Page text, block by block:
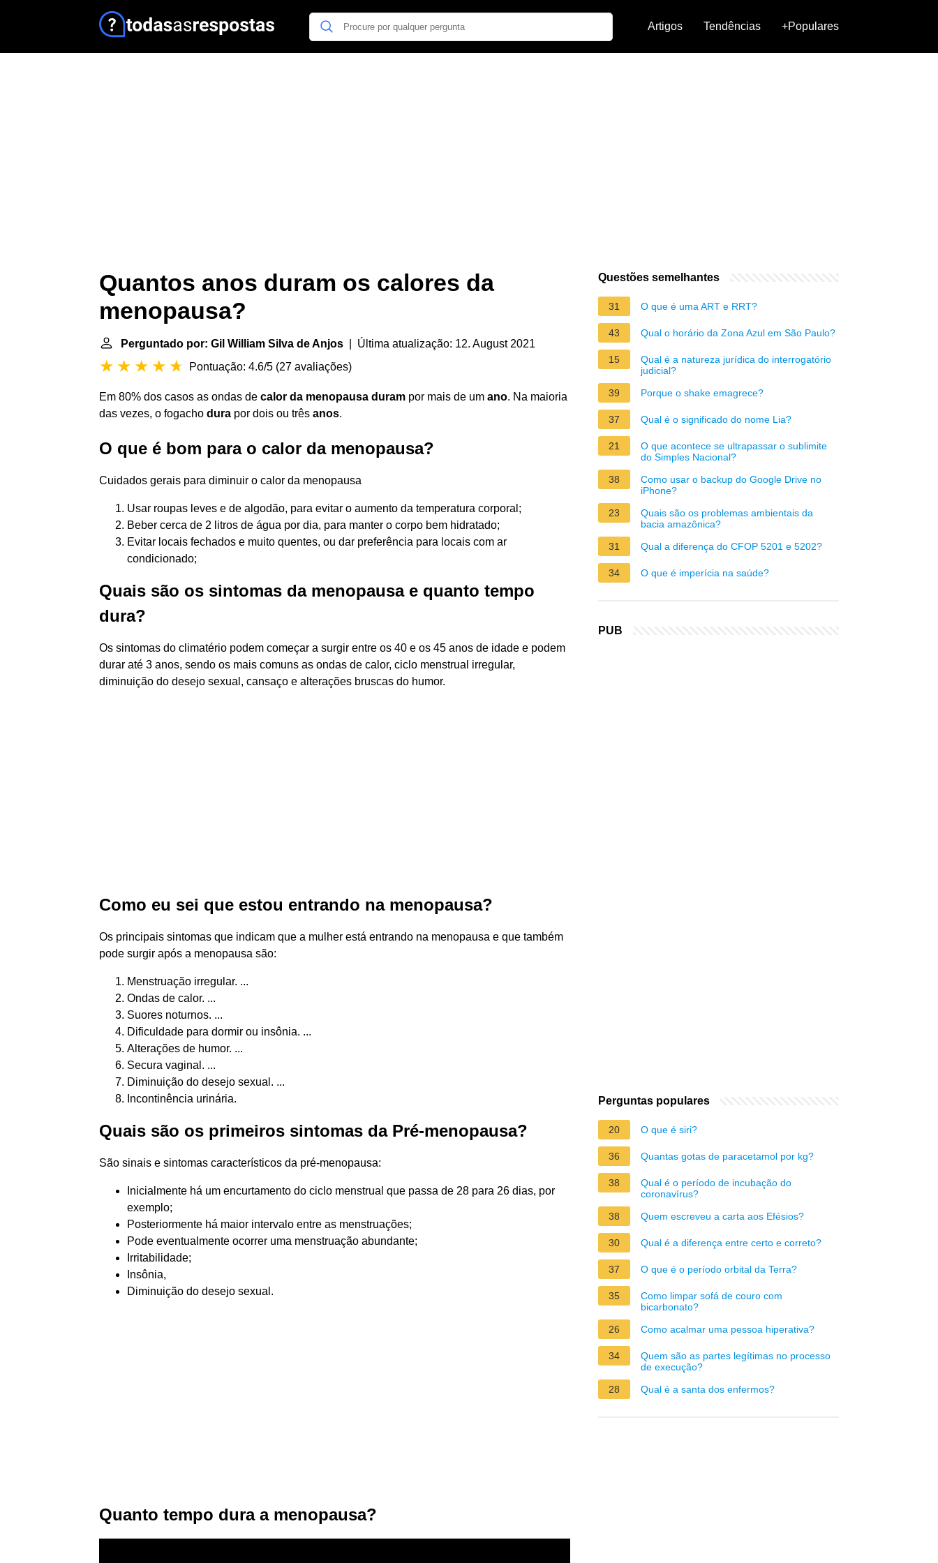
Artigos Tendências +Populares
Quantos anos duram os calores da
menopausa?
Perguntado por: Gil William Silva de Anjos | Última atualização: 12. August 2021
Pontuação: 4.6/5 (27 avaliações)
Em 80% dos casos as ondas de calor da menopausa duram por mais de um ano. Na maioria
das vezes, o fogacho dura por dois ou três anos.
O que é bom para o calor da menopausa?
Cuidados gerais para diminuir o calor da menopausa
Usar roupas leves e de algodão, para evitar o aumento da temperatura corporal;
Beber cerca de 2 litros de água por dia, para manter o corpo bem hidratado;
Evitar locais fechados e muito quentes, ou dar preferência para locais com ar
condicionado;
Quais são os sintomas da menopausa e quanto tempo
dura?
Os sintomas do climatério podem começar a surgir entre os 40 e os 45 anos de idade e podem
durar até 3 anos, sendo os mais comuns as ondas de calor, ciclo menstrual irregular,
diminuição do desejo sexual, cansaço e alterações bruscas do humor.
Como eu sei que estou entrando na menopausa?
Os principais sintomas que indicam que a mulher está entrando na menopausa e que também
pode surgir após a menopausa são:
Menstruação irregular. ...
Ondas de calor. ...
Suores noturnos. ...
Dificuldade para dormir ou insônia. ...
Alterações de humor. ...
Secura vaginal. ...
Diminuição do desejo sexual. ...
Incontinência urinária.
Quais são os primeiros sintomas da Pré-menopausa?
São sinais e sintomas característicos da pré-menopausa:
Inicialmente há um encurtamento do ciclo menstrual que passa de 28 para 26 dias, por
exemplo;
Posteriormente há maior intervalo entre as menstruações;
Pode eventualmente ocorrer uma menstruação abundante;
Irritabilidade;
Insônia,
Diminuição do desejo sexual.
Quanto tempo dura a menopausa?
Questões semelhantes
31 O que é uma ART e RRT?
43 Qual o horário da Zona Azul em São Paulo?
15
Qual é a natureza jurídica do interrogatório
judicial?
39
Porque o shake emagrece?
37 Qual é o significado do nome Lia?
21
O que acontece se ultrapassar o sublimite
do Simples Nacional?
38
Como usar o backup do Google Drive no
iPhone?
23
Quais são os problemas ambientais da
bacia amazônica?
31
Qual a diferença do CFOP 5201 e 5202?
34 O que é imperícia na saúde?
PUB
Perguntas populares
20 O que é siri?
36 Quantas gotas de paracetamol por kg?
38
Qual é o período de incubação do
coronavírus?
38
Quem escreveu a carta aos Efésios?
30 Qual é a diferença entre certo e correto?
37 O que é o período orbital da Terra?
35
Como limpar sofá de couro com
bicarbonato?
26
Como acalmar uma pessoa hiperativa?
34
Quem são as partes legítimas no processo
de execução?
28
Qual é a santa dos enfermos?